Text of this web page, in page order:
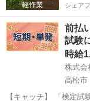
シェア
前払
試験
時給
株式会
高松市
【キャッチ】 「検定試